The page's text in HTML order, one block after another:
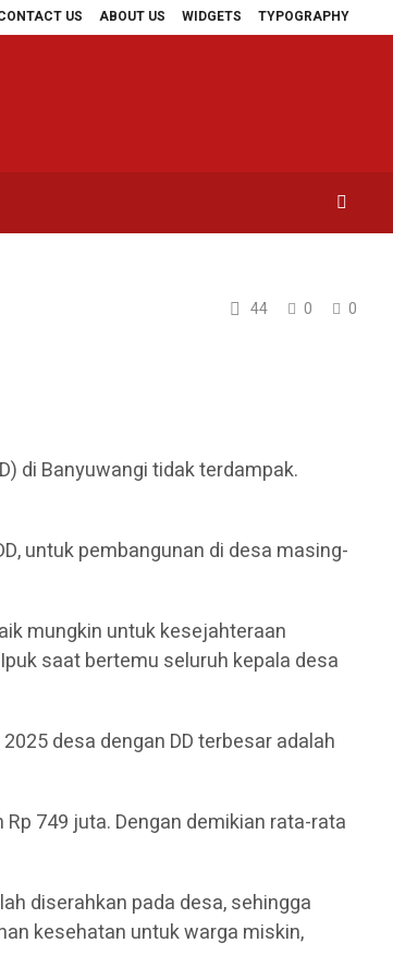
US ABOUT US WIDGETS TYPOGRAPHY
untuk Crypto Tiga Bulan Beroperasi, KA
44 0
0
di Banyuwangi tidak terdampak.
untuk pembangunan di desa masing-
mungkin untuk kesejahteraan
saat bertemu seluruh kepala desa
desa dengan DD terbesar adalah
749 juta. Dengan demikian rata-rata
diserahkan pada desa, sehingga
kesehatan untuk warga miskin,